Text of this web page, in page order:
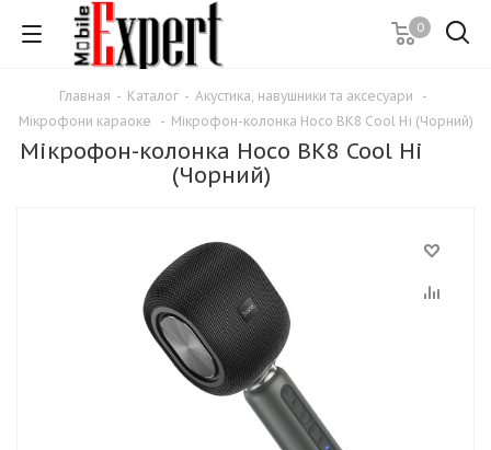
0
Главная - Каталог - Акустика, навушники та аксесуари
-
Мікрофони караоке
- Мікрофон-колонка Hoco BK8 Cool Hi (Чорний)
Мікрофон-колонка Hoco BK8 Cool Hi
(Чорний)